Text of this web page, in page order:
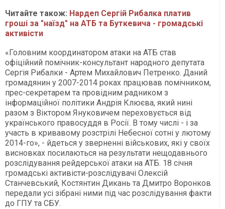
Читайте також: Нардеп Сергій Рибалка платив
гроші за "наїзд" на АТБ та Буткевича - громадські
активісти
«Головним координатором атаки на АТБ став
офіційний помічник-консультант народного депутата
Сергія Рибалки - Артем Михайлович Петренко. Даний
громадянин у 2007-2014 роках працював помічником,
прес-секретарем та провідним радником з
інформаційної політики Андрія Клюєва, який нині
разом з Віктором Януковичем переховується від
українського правосуддя в Росії. В тому числі - і за
участь в кривавому розстрілі Небесної сотні у лютому
2014-го», - йдеться у зверненні військових, які у своїх
висновках посилаються на результати нещодавнього
розслідування рейдерської атаки на АТБ. 18 січня
громадські активісти-розслідувачі Олексій
Станчевський, Костянтин Дикань та Дмитро Воронков
передали усі зібрані ними під час розслідування факти
до ГПУ та СБУ.